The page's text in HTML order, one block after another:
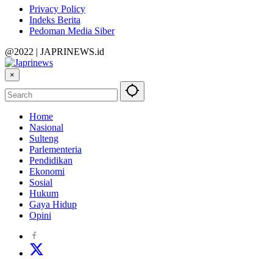
Privacy Policy
Indeks Berita
Pedoman Media Siber
@2022 | JAPRINEWS.id
×
Home
Nasional
Sulteng
Parlementeria
Pendidikan
Ekonomi
Sosial
Hukum
Gaya Hidup
Opini